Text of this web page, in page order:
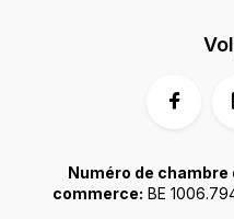
Numéro de chambre
commerce: BE